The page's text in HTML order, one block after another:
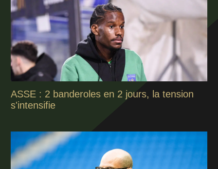
ASSE : 2 banderoles en 2 jours, la tension
s'intensifie